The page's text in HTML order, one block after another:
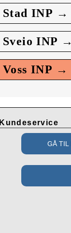
Stad INP →
Sveio INP →
Voss INP →
Kundeservice